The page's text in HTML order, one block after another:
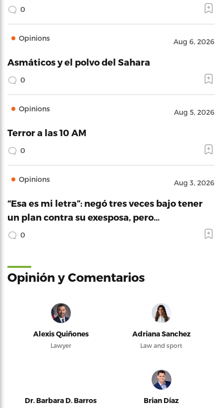
0
Opinions Aug 6, 2026
Asmáticos y el polvo del Sahara
0
Opinions Aug 5, 2026
Terror a las 10 AM
0
Opinions Aug 3, 2026
“Esa es mi letra”: negó tres veces bajo tener
un plan contra su exesposa, pero…
0
Opinión y Comentarios
Alexis Quiñones
Lawyer
Adriana Sanchez
Law and sport
Dr. Barbara D. Barros Brian Díaz